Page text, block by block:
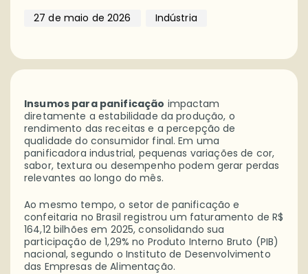
27 de maio de 2026 Indústria
Insumos para panificação impactam
diretamente a estabilidade da produção, o
rendimento das receitas e a percepção de
qualidade do consumidor final. Em uma
panificadora industrial, pequenas variações de cor,
sabor, textura ou desempenho podem gerar perdas
relevantes ao longo do mês.
Ao mesmo tempo, o setor de panificação e
confeitaria no Brasil registrou um faturamento de R$
164,12 bilhões em 2025, consolidando sua
participação de 1,29% no Produto Interno Bruto (PIB)
nacional, segundo o Instituto de Desenvolvimento
das Empresas de Alimentação.